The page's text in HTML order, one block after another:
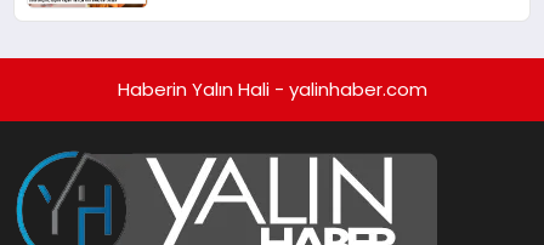
Haberin Yalın Hali - yalinhaber.com